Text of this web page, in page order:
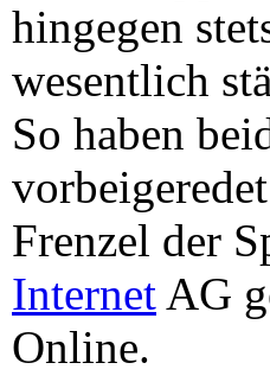
hingegen
wesentlich
So haben
Frenzel der
Internet AG
Online.